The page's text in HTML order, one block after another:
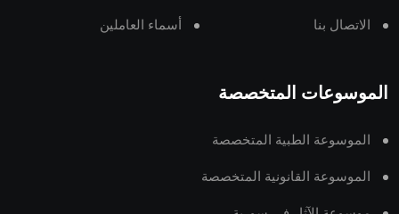
الاتصال بنا أسماء العاملين
الموسوعات المتخصصة
الموسوعة الطبية المتخصصة
الموسوعة القانونية المتخصصة